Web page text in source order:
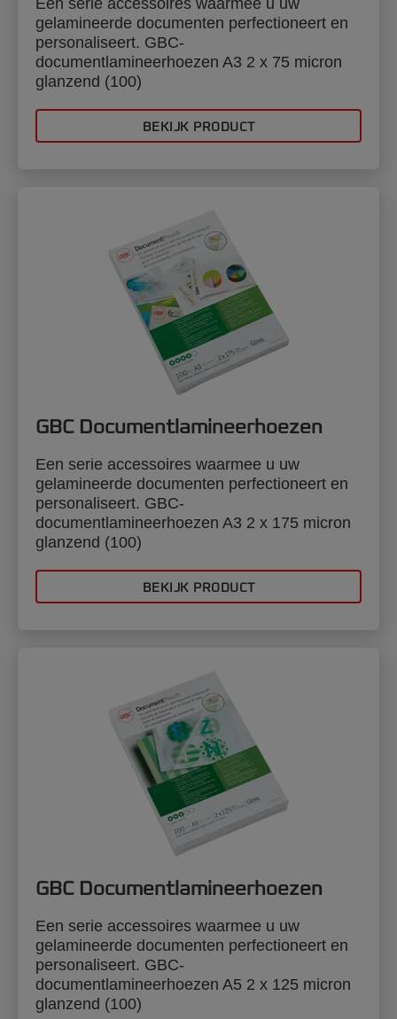
gelamineerde documenten perfectioneert en
personaliseert. GBC-
documentlamineerhoezen A3 2 x 75 micron
glanzend (100)
BEKIJK PRODUCT
GBC Documentlamineerhoezen
Een serie accessoires waarmee u uw
gelamineerde documenten perfectioneert en
personaliseert. GBC-
documentlamineerhoezen A3 2 x 175 micron
glanzend (100)
BEKIJK PRODUCT
GBC Documentlamineerhoezen
Een serie accessoires waarmee u uw
gelamineerde documenten perfectioneert en
personaliseert. GBC-
documentlamineerhoezen A5 2 x 125 micron
glanzend (100)